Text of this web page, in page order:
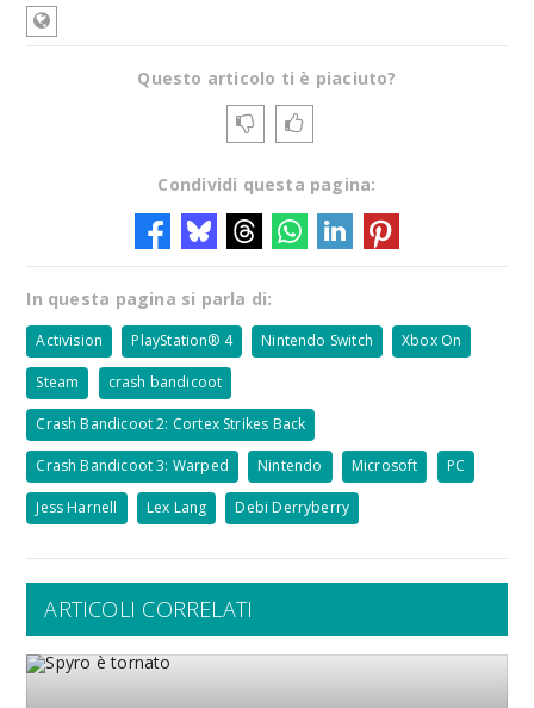
Questo articolo ti è piaciuto?
Condividi questa pagina:
In questa pagina si parla di:
Activision PlayStation® 4 Nintendo Switch Xbox On
Steam crash bandicoot
Crash Bandicoot 2: Cortex Strikes Back
Crash Bandicoot 3: Warped Nintendo Microsoft PC
Jess Harnell Lex Lang Debi Derryberry
ARTICOLI CORRELATI